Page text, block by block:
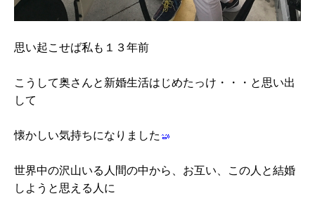
思い起こせば私も１３年前
こうして奥さんと新婚生活はじめたっけ・・・と思い出
して
懐かしい気持ちになりました
世界中の沢山いる人間の中から、お互い、この人と結婚
しようと思える人に